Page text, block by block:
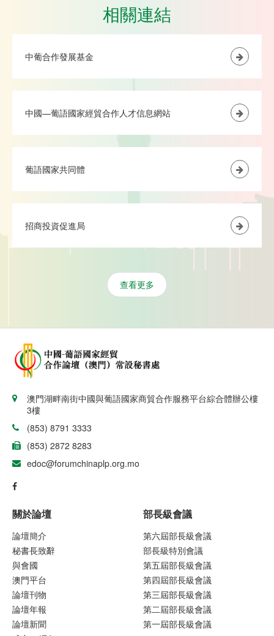
相關連結
中葡合作發展基金
中國—葡語國家經貿合作人才信息網站
葡語國家共同體
招商投資促進局
查看更多
澳門湖畔南街中國與葡語國家商貿合作服務平台綜合體辦公樓
3樓
(853) 8791 3333
(853) 2872 8283
edoc@forumchinaplp.org.mo
關於論壇
論壇簡介
秘書長致辭
與會國
澳門平台
論壇刊物
論壇年報
論壇新聞
部長級會議
第六屆部長級會議
部長級特別會議
第五屆部長級會議
第四屆部長級會議
第三屆部長級會議
第二屆部長級會議
第一屆部長級會議